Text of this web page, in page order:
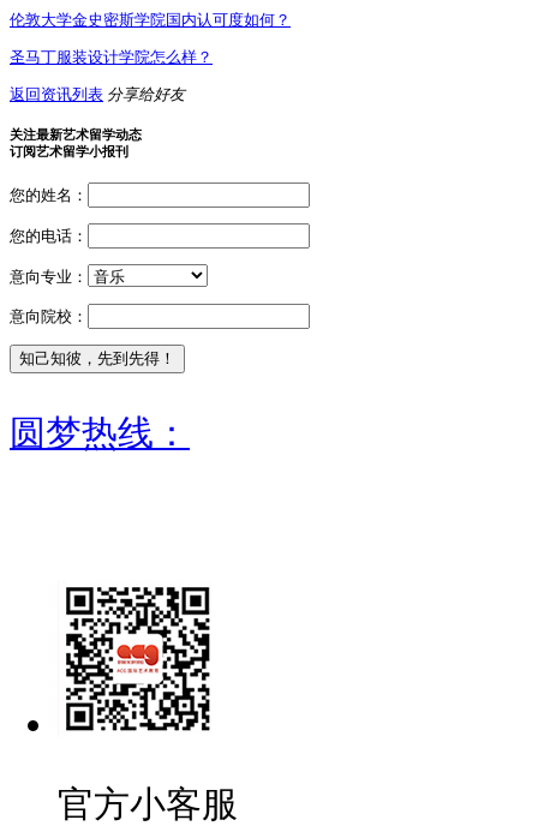
伦敦大学金史密斯学院国内认可度如何？
圣马丁服装设计学院怎么样？
返回资讯列表 分享给好友
关注最新艺术留学动态
订阅艺术留学小报刊
您的姓名：
您的电话：
意向专业：
意向院校：
圆梦热线：
官方小客服